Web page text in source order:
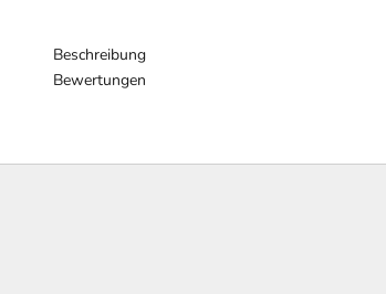
Beschreibung
Bewertungen